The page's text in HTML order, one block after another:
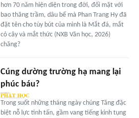
hơn 70 năm hiện diện trong đời, đối mặt với
bao thăng trầm, dâu bể mà Phan Trang Hy đã
đặt tên cho tùy bút của mình là Mắt đá, mắt
cỏ cây và mắt thức (NXB Văn học, 2026)
chăng?
Cúng dường trường hạ mang lại
phúc báu?
Trong suốt những tháng ngày chúng Tăng đặc
biệt nỗ lực tinh tấn, gầm vang tiếng kinh tụng